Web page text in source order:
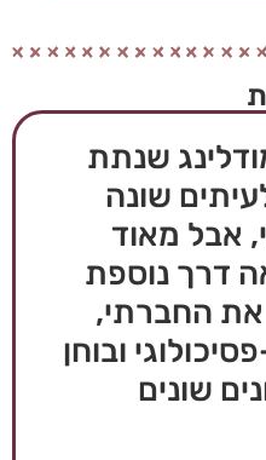
שנתת
שונה
אבל מאוד
דרך נוספת
החברתי,
ובוחן
שונים